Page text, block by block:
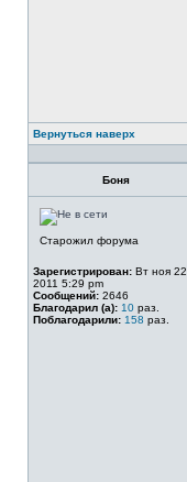
Вернуться наверх
Боня
Старожил форума
Зарегистрирован: Вт ноя 22,
2011 5:29 pm
Сообщений: 2646
Благодарил (а): 10 раз.
Поблагодарили: 158 раз.